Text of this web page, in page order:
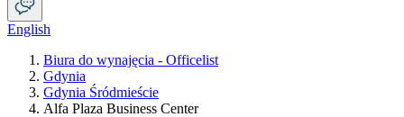
English
Biura do wynajęcia - Officelist
Gdynia
Gdynia Śródmieście
Alfa Plaza Business Center